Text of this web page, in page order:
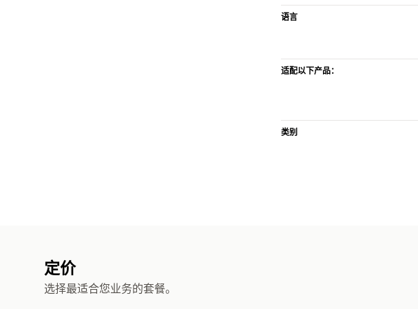
语言
适配以下产品：
类别
定价
选择最适合您业务的套餐。